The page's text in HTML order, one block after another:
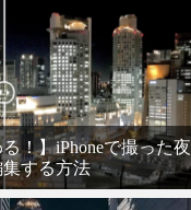
！】iPhoneで撮った夜
する方法